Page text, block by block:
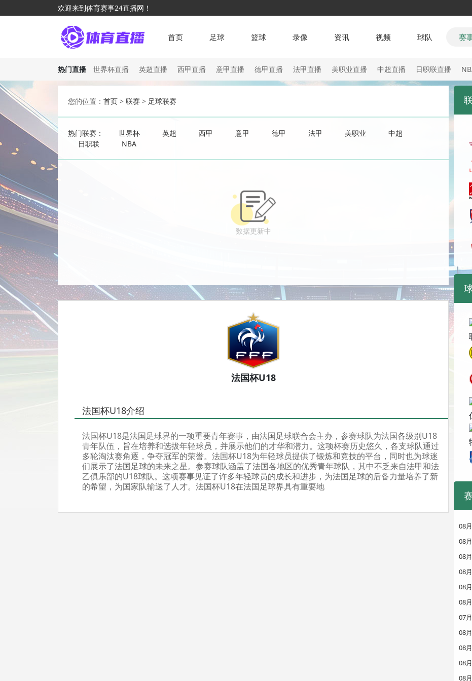
欢迎来到体育赛事24直播网！
首页 足球 篮球 录像 资讯 视频 球队 赛
热门直播 世界杯直播 英超直播 西甲直播 意甲直播 德甲直播 法甲直播 美职业直播 中超直播 日职联直播
您的位置： 首页 > 联赛 > 足球联赛
热门联赛： 世界杯 英超 西甲 意甲 德甲 法甲 美职业
中超
日职联
NBA
数据更新中
法国杯U18
法国杯U18介绍
法国杯U18是法国足球界的一项重要青年赛事，由法国足球联合会主办，参赛球队为法国各级别U18
青年队伍，旨在培养和选拔年轻球员，并展示他们的才华和潜力。这项杯赛历史悠久，各支球队通过
多轮淘汰赛角逐，争夺冠军的荣誉。法国杯U18为年轻球员提供了锻炼和竞技的平台，同时也为球迷
们展示了法国足球的未来之星。参赛球队涵盖了法国各地区的优秀青年球队，其中不乏来自法甲和法
乙俱乐部的U18球队。这项赛事见证了许多年轻球员的成长和进步，为法国足球的后备力量培养了新
的希望，为国家队输送了人才。法国杯U18在法国足球界具有重要地
08
08
08
08